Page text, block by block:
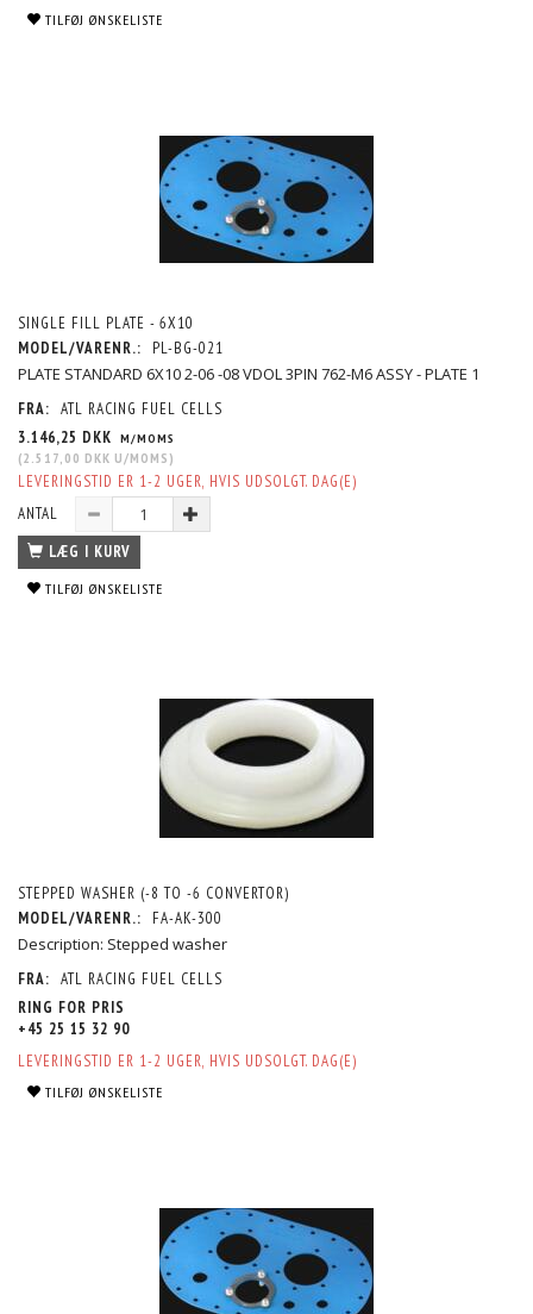
TILFØJ ØNSKELISTE
SINGLE FILL PLATE - 6X10
MODEL/VARENR.:
PL-BG-021
PLATE STANDARD 6X10 2-06 -08 VDOL 3PIN 762-M6 ASSY - PLATE 1
FRA: ATL RACING FUEL CELLS
3.146,25 DKK M/MOMS
(2.517,00 DKK U/MOMS )
LEVERINGSTID ER 1-2 UGER, HVIS UDSOLGT. DAG(E)
ANTAL
LÆG I KURV
TILFØJ ØNSKELISTE
STEPPED WASHER (-8 TO -6 CONVERTOR)
MODEL/VARENR.:
FA-AK-300
Description: Stepped washer
FRA: ATL RACING FUEL CELLS
RING FOR PRIS
+45 25 15 32 90
LEVERINGSTID ER 1-2 UGER, HVIS UDSOLGT. DAG(E)
TILFØJ ØNSKELISTE